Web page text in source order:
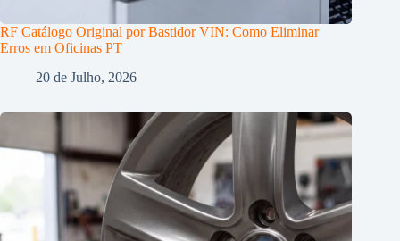
RF Catálogo Original por Bastidor VIN: Como Eliminar
Erros em Oficinas PT
20 de Julho, 2026